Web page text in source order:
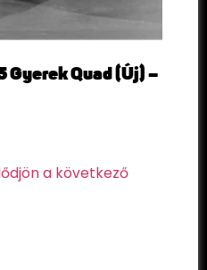
Gyerek Quad (Új) –
a következő